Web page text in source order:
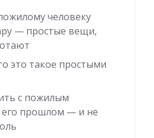
человеку
— простые вещи,
это такое простыми
с пожилым
его прошлом — и не